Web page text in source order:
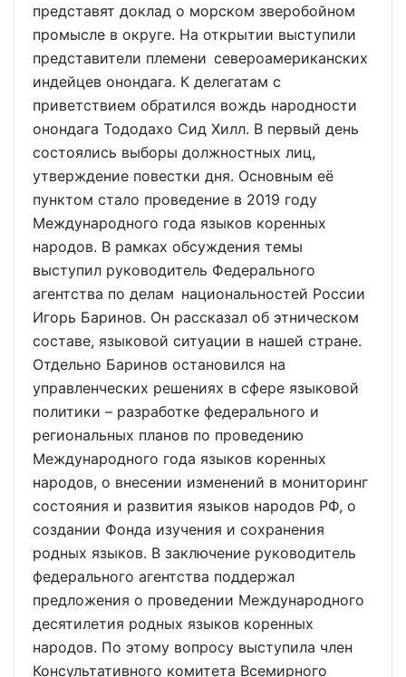
представят доклад о морском зверобойном
промысле в округе. На открытии выступили
представители племени североамериканских
индейцев онондага. К делегатам с
приветствием обратился вождь народности
онондага Тододахо Сид Хилл. В первый день
состоялись выборы должностных лиц,
утверждение повестки дня. Основным её
пунктом стало проведение в 2019 году
Международного года языков коренных
народов. В рамках обсуждения темы
выступил руководитель Федерального
агентства по делам национальностей России
Игорь Баринов. Он рассказал об этническом
составе, языковой ситуации в нашей стране.
Отдельно Баринов остановился на
управленческих решениях в сфере языковой
политики – разработке федерального и
региональных планов по проведению
Международного года языков коренных
народов, о внесении изменений в мониторинг
состояния и развития языков народов РФ, о
создании Фонда изучения и сохранения
родных языков. В заключение руководитель
федерального агентства поддержал
предложения о проведении Международного
десятилетия родных языков коренных
народов. По этому вопросу выступила член
Консультативного комитета Всемирного